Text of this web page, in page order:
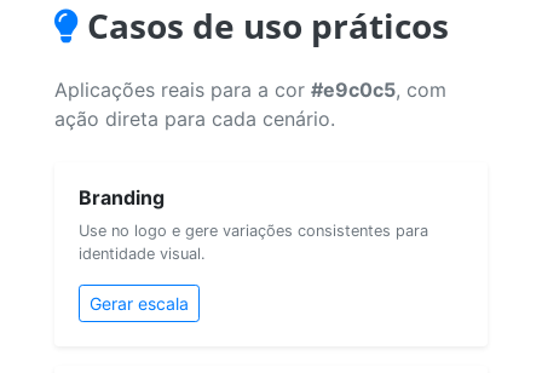
Casos de uso práticos
Aplicações reais para a cor #e9c0c5, com
ação direta para cada cenário.
Branding
Use no logo e gere variações consistentes para
identidade visual.
Gerar escala